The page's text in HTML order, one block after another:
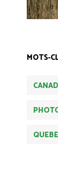
MOTS-